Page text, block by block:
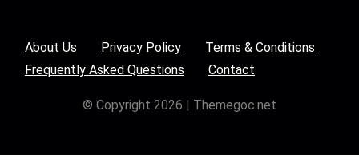
About Us Privacy Policy
Terms & Conditions
Frequently Asked Questions
Contact
© Copyright 2026 | Themegoc.net